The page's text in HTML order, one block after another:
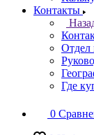
Контакты
Отдел
Где
0